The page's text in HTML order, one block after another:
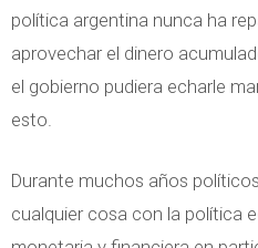
l
a
c
n
e
política argentina nunca ha
aprovechar el dinero
el gobierno pudiera echarle
esto.
Durante muchos años
cualquier cosa con la política